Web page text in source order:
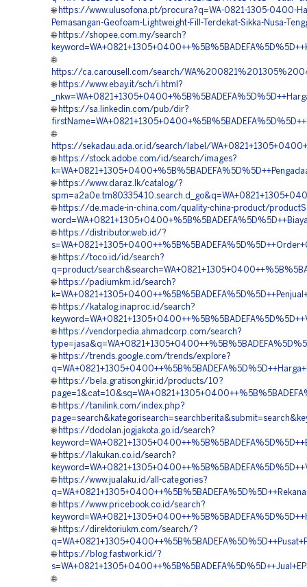
🌐 https://www.ulusofona.pt/procura?q=WA-0821-1305-0400-
Pemasangan-Geofoam-Lightweight-Fill-Terdekat-Sikka-Nusa-
🌐 https://shopee.com.my/search?
🌐
https://ca.carousell.com/search/
🌐 https://www.ebay.it/sch/i.html?
🌐 https://sa.linkedin.com/pub/dir?
🌐
https://sekadau.ada.or.id/search/label/
🌐 https://stock.adobe.com/id/search/images?
🌐 https://www.daraz.lk/catalog/?
🌐 https://de.made-in-china.com/quality-china-product/
🌐 https://distributor.web.id/?
🌐 https://toco.id/id/search?
q=product/
🌐 https://padiumkm.id/search?
🌐 https://katalog.inaproc.id/search?
🌐 https://vendorpedia.ahmadcorp.com/search?
🌐 https://trends.google.com/trends/explore?
🌐 https://bela.gratisongkir.id/products/10?
🌐 https://tanilink.com/index.php?
🌐 https://dodolan.jogjakota.go.id/search?
🌐 https://lakukan.co.id/search?
🌐 https://www.jualaku.id/all-categories?
🌐 https://www.pricebook.co.id/search?
🌐 https://direktoriukm.com/search/?
🌐 https://blog.fastwork.id/?
🌐